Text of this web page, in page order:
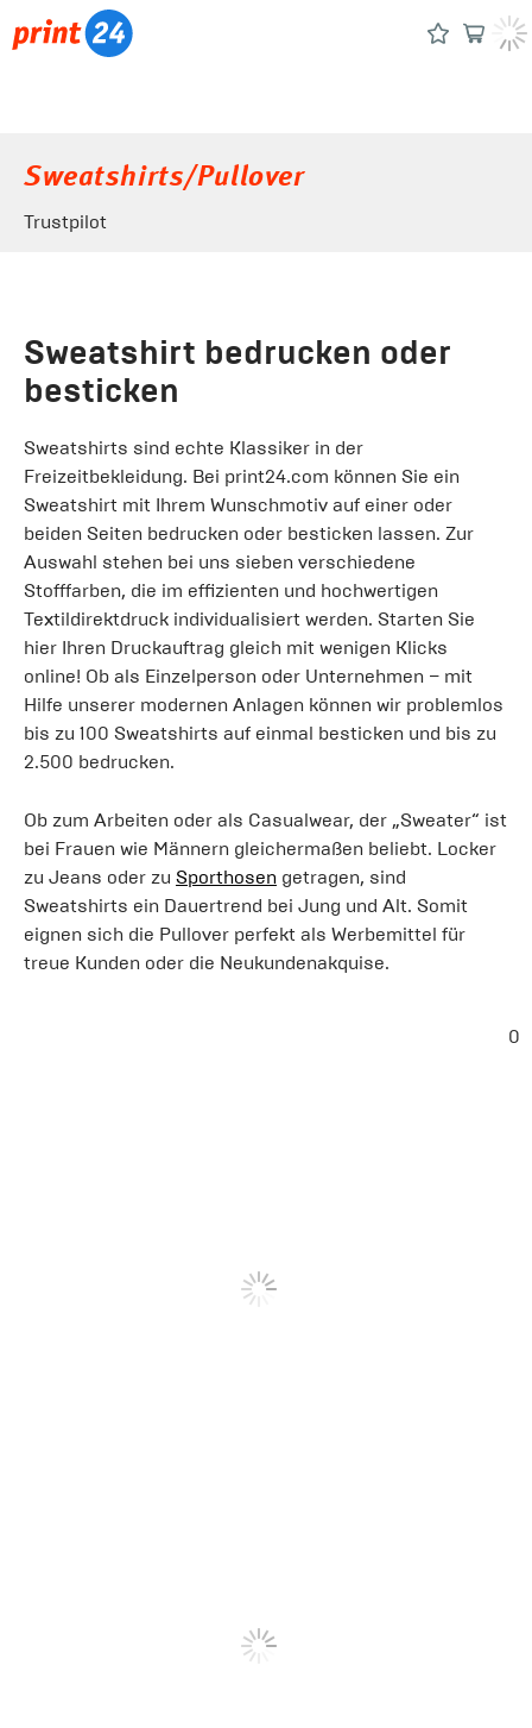
Sweatshirts/Pullover
Trustpilot
Sweatshirt bedrucken oder
besticken
Sweatshirts sind echte Klassiker in der
Freizeitbekleidung. Bei print24.com können Sie ein
Sweatshirt mit Ihrem Wunschmotiv auf einer oder
beiden Seiten bedrucken oder besticken lassen. Zur
Auswahl stehen bei uns sieben verschiedene
Stofffarben, die im effizienten und hochwertigen
Textildirektdruck individualisiert werden. Starten Sie
hier Ihren Druckauftrag gleich mit wenigen Klicks
online! Ob als Einzelperson oder Unternehmen – mit
Hilfe unserer modernen Anlagen können wir problemlos
bis zu 100 Sweatshirts auf einmal besticken und bis zu
2.500 bedrucken.
Ob zum Arbeiten oder als Casualwear, der „Sweater“ ist
bei Frauen wie Männern gleichermaßen beliebt. Locker
zu Jeans oder zu Sporthosen getragen, sind
Sweatshirts ein Dauertrend bei Jung und Alt. Somit
eignen sich die Pullover perfekt als Werbemittel für
treue Kunden oder die Neukundenakquise.
0